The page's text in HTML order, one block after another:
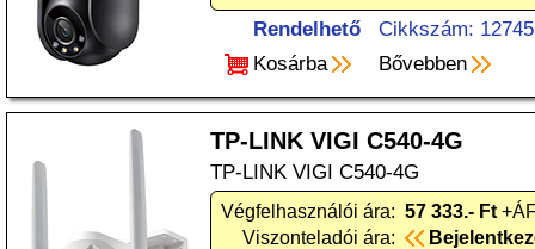
Rendelhető
Cikkszám:
Kosárba
Bővebben
TP-LINK VIGI C540-4G
TP-LINK VIGI C540-4G
Végfelhasználói ára: 57 333.- Ft
Viszonteladói ára: